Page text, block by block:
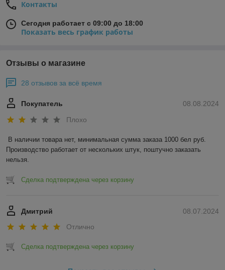
Контакты
Сегодня работает с 09:00 до 18:00
Показать весь график работы
Отзывы о магазине
28 отзывов за всё время
08.08.2024
Покупатель
Плохо
В наличии товара нет, минимальная сумма заказа 1000 бел руб.
Производство работает от нескольких штук, поштучно заказать
нельзя.
Сделка подтверждена через корзину
08.07.2024
Дмитрий
Отлично
Сделка подтверждена через корзину